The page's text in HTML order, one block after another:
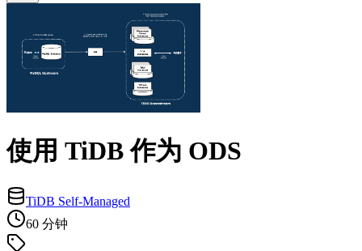
使用 TiDB 作为 ODS
TiDB Self-Managed
60 分钟